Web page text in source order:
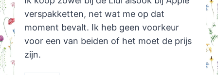
verspakketten, net wat me op dat
moment bevalt. Ik heb geen voorkeur
voor een van beiden of het moet de prijs
zijn.